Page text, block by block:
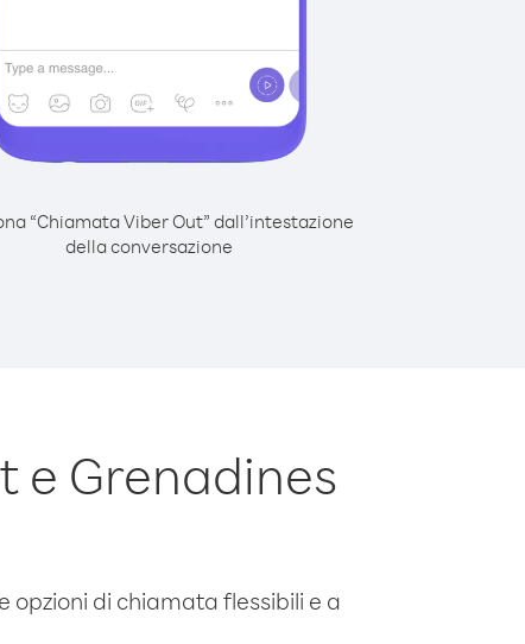
“Chiamata Viber Out” dall’intestazione
della conversazione
e Grenadines
di chiamata flessibili e a